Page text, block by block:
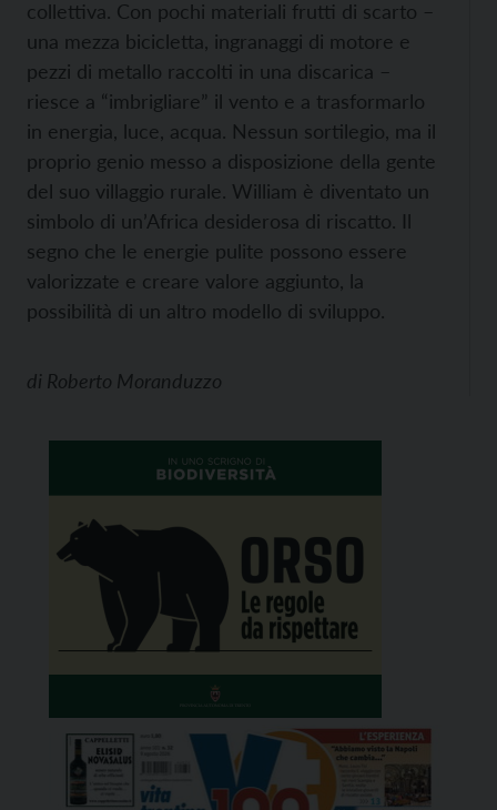
collettiva. Con pochi materiali frutti di scarto –
una mezza bicicletta, ingranaggi di motore e
pezzi di metallo raccolti in una discarica –
riesce a “imbrigliare” il vento e a trasformarlo
in energia, luce, acqua. Nessun sortilegio, ma il
proprio genio messo a disposizione della gente
del suo villaggio rurale. William è diventato un
simbolo di un’Africa desiderosa di riscatto. Il
segno che le energie pulite possono essere
valorizzate e creare valore aggiunto, la
possibilità di un altro modello di sviluppo.
di Roberto Moranduzzo